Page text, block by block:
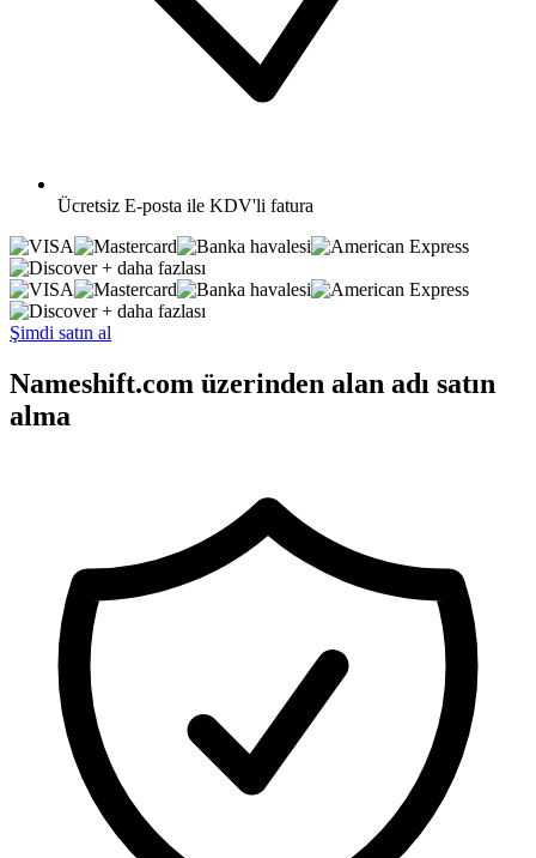
Ücretsiz E-posta ile KDV'li fatura
+ daha fazlası
+ daha fazlası
Şimdi satın al
Nameshift.com üzerinden alan adı satın
alma